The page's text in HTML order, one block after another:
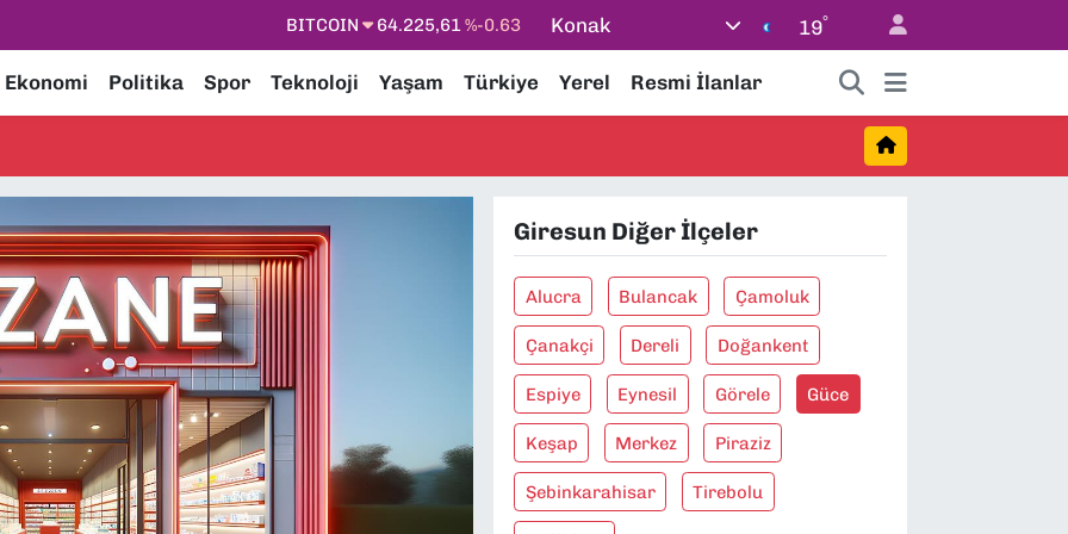
BITCOIN 64.225,61%-0.63
EURO
55,0317%-0.02
GRAM ALTIN
6510.40%0.45
%70
Konak 19°
Ekonomi Politika Spor Teknoloji Yaşam Türkiye Yerel Resmi İlanlar
Giresun Diğer İlçeler
Alucra Bulancak Çamoluk
Çanakçi Dereli Doğankent
Espiye Eynesil Görele Güce
Keşap Merkez Piraziz
Şebinkarahisar Tirebolu